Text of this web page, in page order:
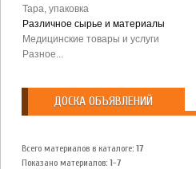
Тара, упаковка
Различное сырье и материалы
Медицинские товары и услуги
Разное...
ДОСКА ОБЪЯВЛЕНИЙ
Всего материалов в каталоге: 17
Показано материалов: 1-7